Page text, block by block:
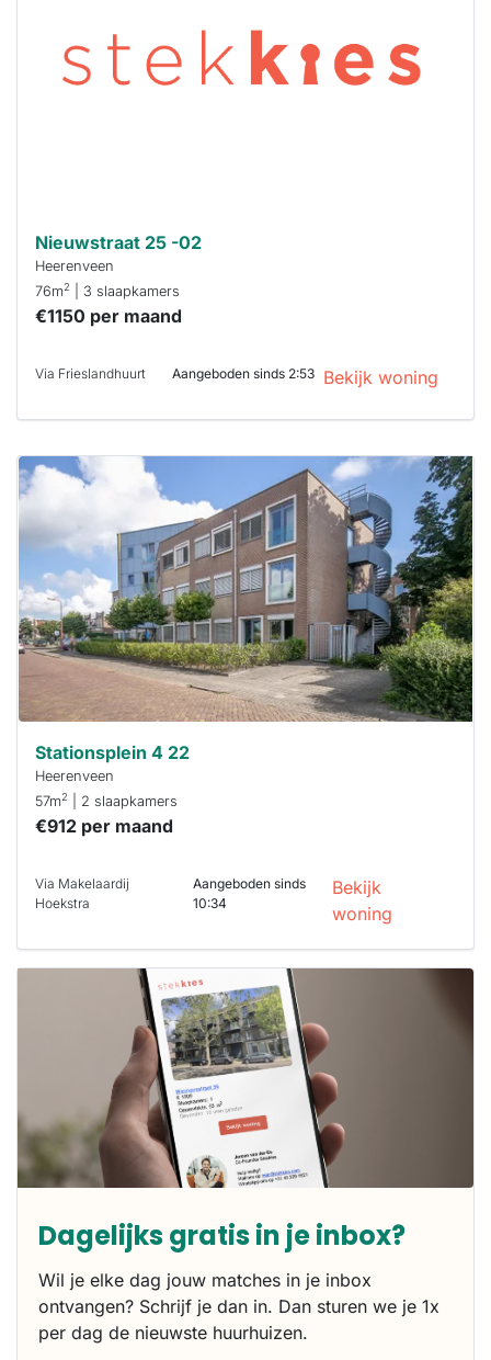
binnen 15
minuten
reageren.
Stekkies helpt
Nieuwstraat 25 -02
Heerenveen
76m2 | 3 slaapkamers
€1150 per maand
Via Frieslandhuurt Aangeboden sinds 2:53 Bekijk woning
Deze woning
al verhuurd
Om kans te
maken moet je
binnen 15
minuten
reageren.
Stekkies helpt
je hierbij!
Stationsplein 4 22
Heerenveen
57m2 | 2 slaapkamers
€912 per maand
Via Makelaardij
Hoekstra
Aangeboden sinds
10:34
Bekijk
woning
Dagelijks gratis in je inbox?
Wil je elke dag jouw matches in je inbox
ontvangen? Schrijf je dan in. Dan sturen we je 1x
per dag de nieuwste huurhuizen.